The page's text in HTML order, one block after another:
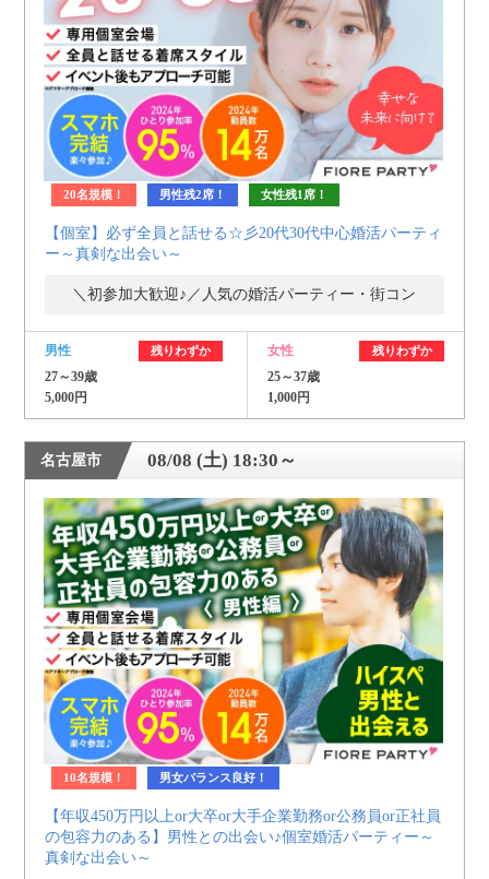
20名規模！ 男性残2席！ 女性残1席！
【個室】必ず全員と話せる☆彡20代30代中心婚活パーティ
ー～真剣な出会い～
＼初参加大歓迎♪／人気の婚活パーティー・街コン
男性 残りわずか
27～39歳
5,000円
女性 残りわずか
25～37歳
1,000円
名古屋市 08/08 (土) 18:30～
10名規模！ 男女バランス良好！
【年収450万円以上or大卒or大手企業勤務or公務員or正社員
の包容力のある】男性との出会い♪個室婚活パーティー～
真剣な出会い～